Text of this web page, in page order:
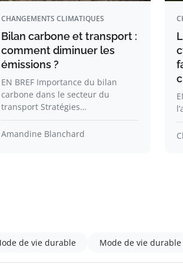
CHANGEMENTS CLIMATIQUES
Bilan carbone et transport :
comment diminuer les
émissions ?
EN BREF Importance du bilan
carbone dans le secteur du
transport Stratégies…
Amandine Blanchard
de vie durable Mode de vie durable